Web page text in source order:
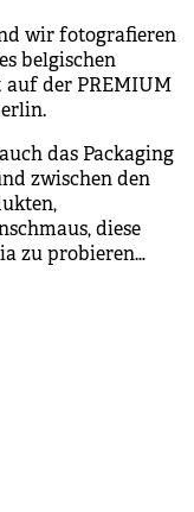
wir fotografieren
belgischen
der PREMIUM
das Packaging
zwischen den
diese
zu probieren…